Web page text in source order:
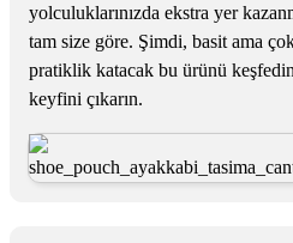
yolculuklarınızda ekstra yer
tam size göre. Şimdi, basit ama
pratiklik katacak bu ürünü
keyfini çıkarın.